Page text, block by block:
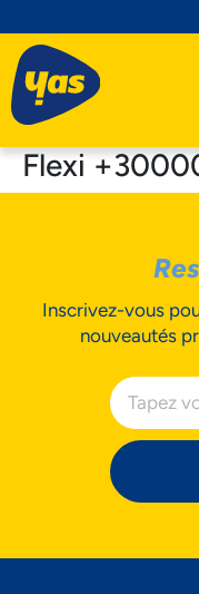
Flexi
Inscrivez-vous
nouveautés